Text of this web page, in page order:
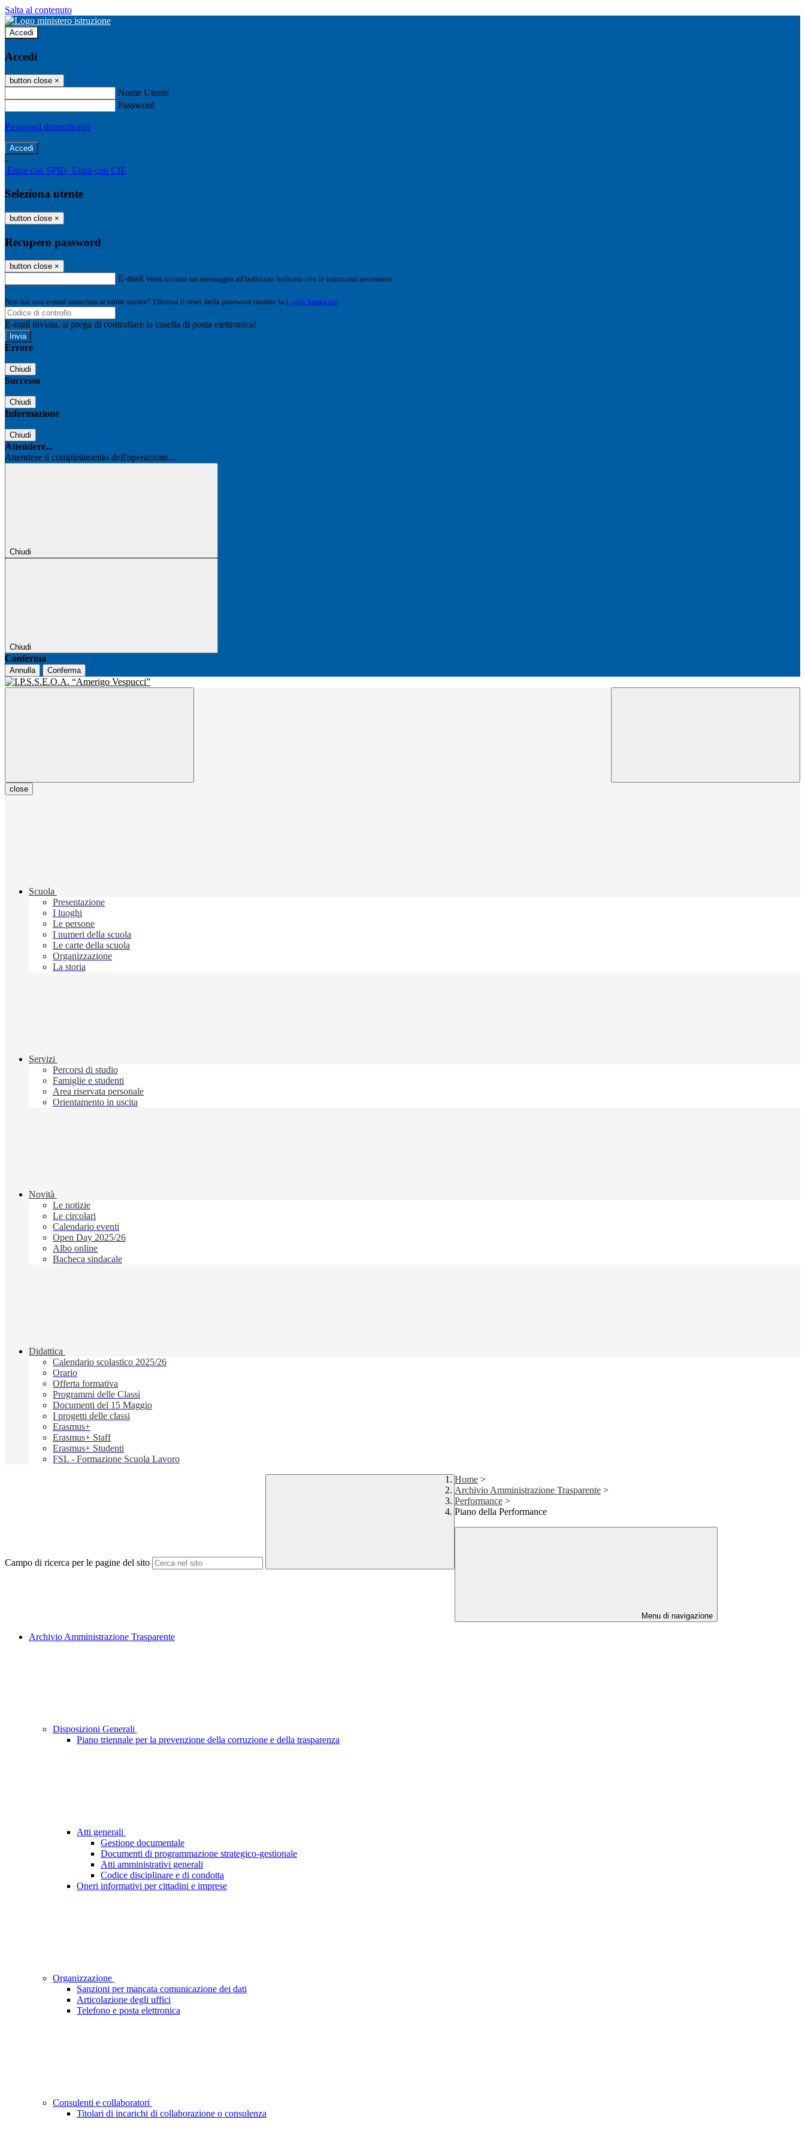
Salta al contenuto
Accedi
Accedi
button close ×
Nome Utente
Password
Password dimenticata?
-
Entra con SPID Entra con CIE
Seleziona utente
button close ×
Recupero password
button close ×
E-mail Verrà inviato un messaggio all'indirizzo indicato con le istruzioni necessarie.
Non hai una e-mail associata al nome utente? Effettua il reset della password tramite la Login Spaggiari
E-mail inviata, si prega di controllare la casella di posta elettronica!
Errore
Chiudi
Successo
Chiudi
Informazione
Chiudi
Attendere...
Attendere il completamento dell'operazione...
Chiudi
Chiudi
Conferma
Annulla Conferma
close
Scuola
Presentazione
I luoghi
Le persone
I numeri della scuola
Le carte della scuola
Organizzazione
La storia
Servizi
Percorsi di studio
Famiglie e studenti
Area riservata personale
Orientamento in uscita
Novità
Le notizie
Le circolari
Calendario eventi
Open Day 2025/26
Albo online
Bacheca sindacale
Didattica
Calendario scolastico 2025/26
Orario
Offerta formativa
Programmi delle Classi
Documenti del 15 Maggio
I progetti delle classi
Erasmus+
Erasmus+ Staff
Erasmus+ Studenti
FSL - Formazione Scuola Lavoro
Campo di ricerca per le pagine del sito
Home >
Archivio Amministrazione Trasparente >
Performance >
Piano della Performance
Menu di navigazione
Archivio Amministrazione Trasparente
Disposizioni Generali
Piano triennale per la prevenzione della corruzione e della trasparenza
Atti generali
Gestione documentale
Documenti di programmazione strategico-gestionale
Atti amministrativi generali
Codice disciplinare e di condotta
Oneri informativi per cittadini e imprese
Organizzazione
Sanzioni per mancata comunicazione dei dati
Articolazione degli uffici
Telefono e posta elettronica
Consulenti e collaboratori
Titolari di incarichi di collaborazione o consulenza